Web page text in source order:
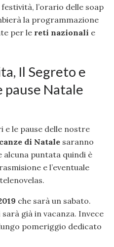
l’orario delle soap
la programmazione
per le reti nazionali e
Il Segreto e
pause Natale
e le pause delle nostre
di Natale saranno
puntata quindi è
e l’eventuale
che sarà un sabato.
sarà già in vacanza. Invece
pomeriggio dedicato